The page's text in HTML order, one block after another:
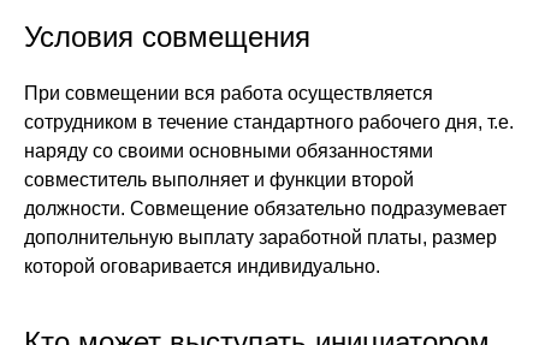
Условия совмещения
При совмещении вся работа осуществляется
сотрудником в течение стандартного рабочего дня, т.е.
наряду со своими основными обязанностями
совместитель выполняет и функции второй
должности. Совмещение обязательно подразумевает
дополнительную выплату заработной платы, размер
которой оговаривается индивидуально.